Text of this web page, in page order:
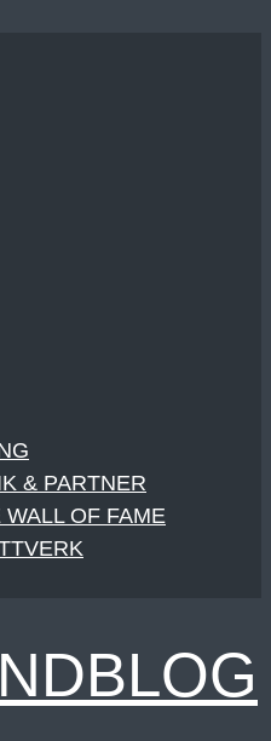
& PARTNER
OF FAME